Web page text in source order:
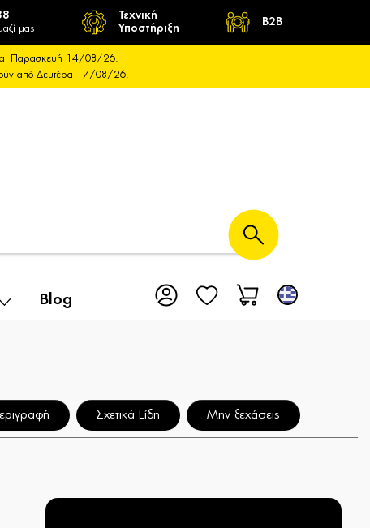
μας
Τεχνική
Υποστήριξη
B2B
Παρασκευή 14/08/26.
από Δευτέρα 17/08/26.
Blog
Σχετικά Είδη Μην ξεχάσεις